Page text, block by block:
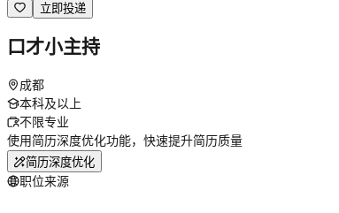
立即投递
口才小主持
成都
本科及以上
不限专业
使用简历深度优化功能，快速提升简历质量
简历深度优化
职位来源